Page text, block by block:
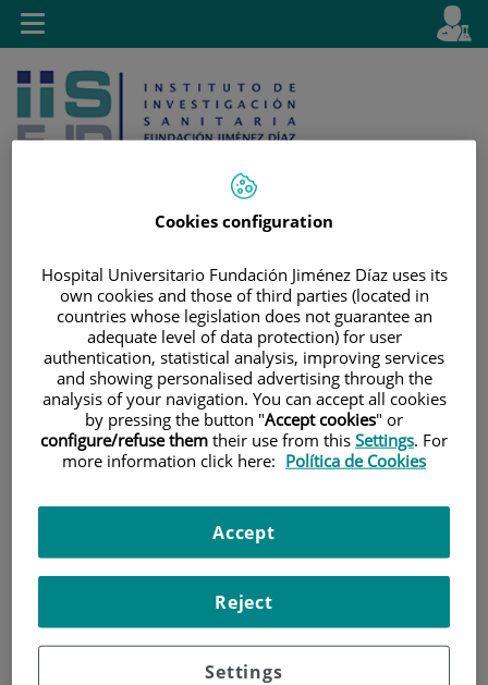
Saltar al contenido
contenido
Selector
activo
es
Buscar
Toggle
navigation
UNIDADES DE APOYO
|ESTUDIO ABIERTO EN FASE IB DE LA SEGURIDAD,
FARMACOCINETICA Y FARMACODINAMIA DE JNJ-
64264681 EN COMBINACIÓN CON JNJ-67856633 EN
PACIENTES CON LINFOMA NO-HODKING Y LEUCEMMIA
Cookies configuration
Hospital Universitario Fundación Jiménez Díaz uses its
own cookies and those of third parties (located in
countries whose legislation does not guarantee an
adequate level of data protection) for user
authentication, statistical analysis, improving services
and showing personalised advertising through the
analysis of your navigation. You can accept all cookies
by pressing the button "Accept cookies" or
configure/refuse them their use from this Settings. For
more information click here: Política de Cookies
Settings
Reject
Accept